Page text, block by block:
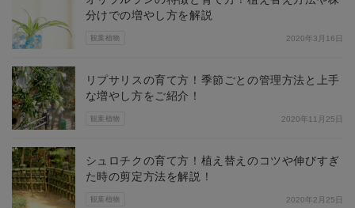
観葉植物
分けでの増やし方を解説
2020年3月16日
観葉植物
リプサリスの育て方！季節ごとの管理方法と上手
な増やし方をご紹介！
2020年11月25日
観葉植物
シュロチクの育て方！植え替えのコツや伸びすぎ
た時の剪定方法を解説！
2020年2月25日